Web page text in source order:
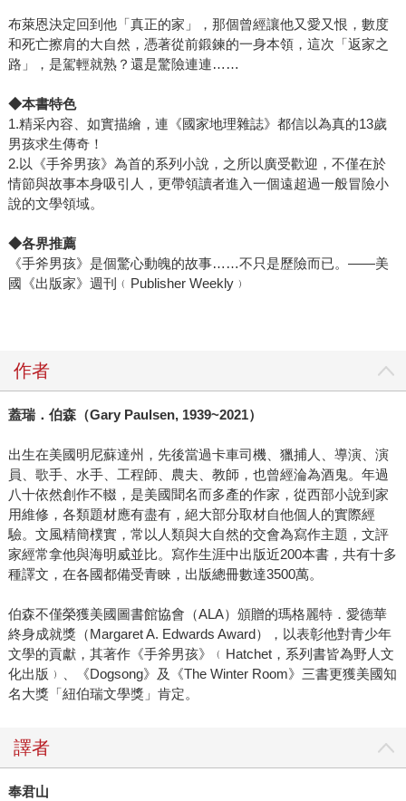
布萊恩決定回到他「真正的家」，那個曾經讓他又愛又恨，數度
和死亡擦肩的大自然，憑著從前鍛鍊的一身本領，這次「返家之
路」，是駕輕就熟？還是驚險連連……
◆本書特色
1.精采內容、如實描繪，連《國家地理雜誌》都信以為真的13歲
男孩求生傳奇！
2.以《手斧男孩》為首的系列小說，之所以廣受歡迎，不僅在於
情節與故事本身吸引人，更帶領讀者進入一個遠超過一般冒險小
說的文學領域。
◆各界推薦
《手斧男孩》是個驚心動魄的故事……不只是歷險而已。——美
國《出版家》週刊﹙Publisher Weekly﹚
作者
蓋瑞．伯森（Gary Paulsen, 1939~2021）
出生在美國明尼蘇達州，先後當過卡車司機、獵捕人、導演、演
員、歌手、水手、工程師、農夫、教師，也曾經淪為酒鬼。年過
八十依然創作不輟，是美國聞名而多產的作家，從西部小說到家
用維修，各類題材應有盡有，絕大部分取材自他個人的實際經
驗。文風精簡樸實，常以人類與大自然的交會為寫作主題，文評
家經常拿他與海明威並比。寫作生涯中出版近200本書，共有十多
種譯文，在各國都備受青睞，出版總冊數達3500萬。
伯森不僅榮獲美國圖書館協會（ALA）頒贈的瑪格麗特．愛德華
終身成就獎（Margaret A. Edwards Award），以表彰他對青少年
文學的貢獻，其著作《手斧男孩》﹙Hatchet，系列書皆為野人文
化出版﹚、《Dogsong》及《The Winter Room》三書更獲美國知
名大獎「紐伯瑞文學獎」肯定。
譯者
奉君山